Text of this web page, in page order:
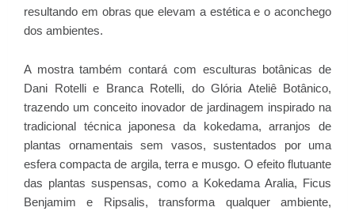
resultando em obras que elevam a estética e o aconchego
dos ambientes.
A mostra também contará com esculturas botânicas de
Dani Rotelli e Branca Rotelli, do Glória Ateliê Botânico,
trazendo um conceito inovador de jardinagem inspirado na
tradicional técnica japonesa da kokedama, arranjos de
plantas ornamentais sem vasos, sustentados por uma
esfera compacta de argila, terra e musgo. O efeito flutuante
das plantas suspensas, como a Kokedama Aralia, Ficus
Benjamim e Ripsalis, transforma qualquer ambiente,